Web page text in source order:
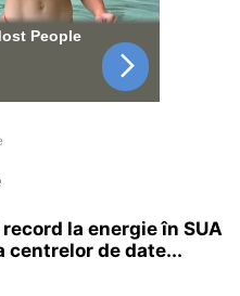
la energie în SUA
centrelor de date...